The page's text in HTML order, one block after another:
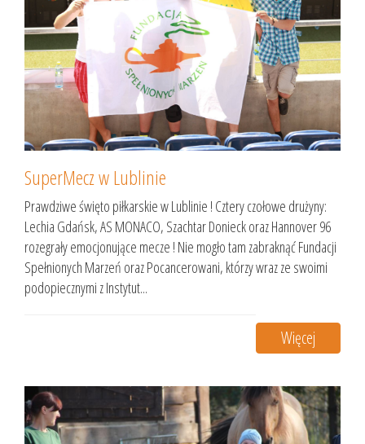
SuperMecz w Lublinie
Prawdziwe święto piłkarskie w Lublinie ! Cztery czołowe drużyny:
Lechia Gdańsk, AS MONACO, Szachtar Donieck oraz Hannover 96
rozegrały emocjonujące mecze ! Nie mogło tam zabraknąć Fundacji
Spełnionych Marzeń oraz Pocancerowani, którzy wraz ze swoimi
podopiecznymi z Instytut...
Więcej